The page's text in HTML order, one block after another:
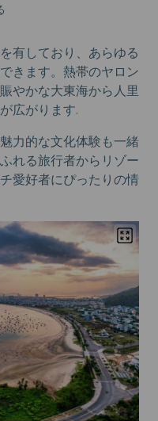
有しており、あらゆる
きます。熱帯のヤロン
やかな大東海から人里
広がります.
力的な文化体験も一緒
れる旅行者からリゾー
愛好者にぴったりの情